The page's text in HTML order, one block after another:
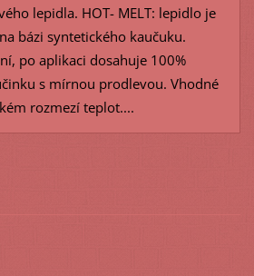
lepidla. HOT- MELT: lepidlo je
bázi syntetického kaučuku.
po aplikaci dosahuje 100%
s mírnou prodlevou. Vhodné
rozmezí teplot....